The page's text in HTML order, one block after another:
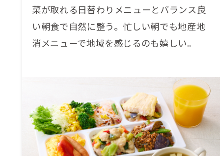
菜が取れる日替わりメニューとバランス良
い朝食で自然に整う。忙しい朝でも地産地
消メニューで地域を感じるのも嬉しい。